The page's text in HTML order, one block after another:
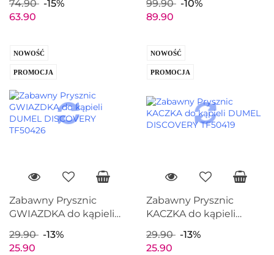
17806
74.90
-15%
63.90
99.90
-10%
89.90
NOWOŚĆ
PROMOCJA
Zabawny Prysznic
GWIAZDKA do kąpieli
TF50426
29.90
-13%
25.90
NOWOŚĆ
PROMOCJA
Zabawny Prysznic
KACZKA do kąpieli
TF50419
29.90
-13%
25.90